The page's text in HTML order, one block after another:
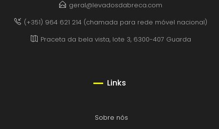
geral@levadosdabreca.com
(+351) 964 621 214 (chamada para rede móvel nacional)
Praceta da bela vista, lote 3, 6300-407 Guarda
Links
Sobre nós